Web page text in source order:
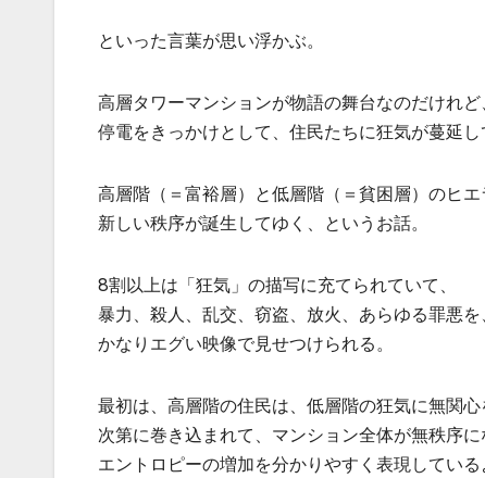
といった言葉が思い浮かぶ。
高層タワーマンションが物語の舞台なのだけれど
停電をきっかけとして、住民たちに狂気が蔓延し
高層階（＝富裕層）と低層階（＝貧困層）のヒエ
新しい秩序が誕生してゆく、というお話。
8割以上は「狂気」の描写に充てられていて、
暴力、殺人、乱交、窃盗、放火、あらゆる罪悪を
かなりエグい映像で見せつけられる。
最初は、高層階の住民は、低層階の狂気に無関心
次第に巻き込まれて、マンション全体が無秩序に
エントロピーの増加を分かりやすく表現している